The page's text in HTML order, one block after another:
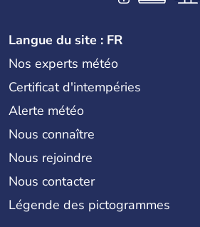
Langue du site : FR
Nos experts météo
Certificat d'intempéries
Alerte météo
Nous connaître
Nous rejoindre
Nous contacter
Légende des pictogrammes